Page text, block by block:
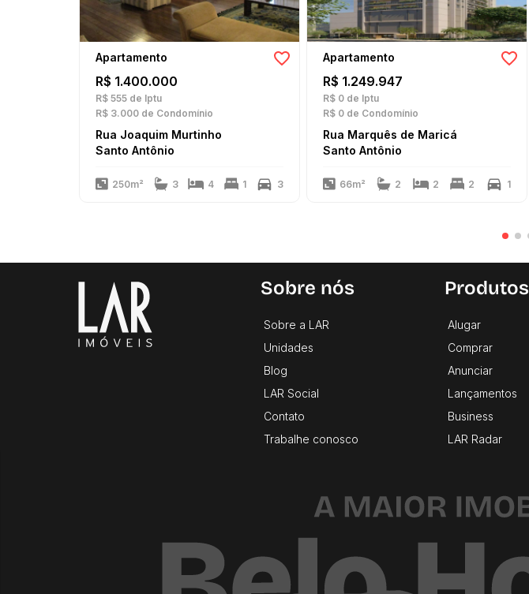
Apartamento
R$ 1.400.000
R$ 555 de Iptu
R$ 3.000 de Condomínio
Rua Joaquim Murtinho
Santo Antônio
250m² 3 4 1 3
Apartamento
R$ 1.249.947
R$ 0 de Iptu
R$ 0 de Condomínio
Rua Marquês de Maricá
Santo Antônio
66m² 2 2 2 1
Sobre nós
Sobre a LAR
Unidades
Blog
LAR Social
Contato
Trabalhe conosco
Produtos
Alugar
Comprar
Anunciar
Lançamentos
Business
LAR Radar